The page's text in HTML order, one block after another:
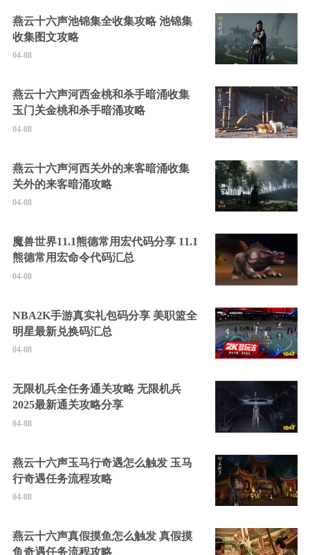
燕云十六声池锦集全收集攻略 池锦集
收集图文攻略
04-08
燕云十六声河西金桃和杀手暗涌收集
玉门关金桃和杀手暗涌攻略
04-08
燕云十六声河西关外的来客暗涌收集
关外的来客暗涌攻略
04-08
魔兽世界11.1熊德常用宏代码分享 11.1
熊德常用宏命令代码汇总
04-08
NBA2K手游真实礼包码分享 美职篮全
明星最新兑换码汇总
04-08
无限机兵全任务通关攻略 无限机兵
2025最新通关攻略分享
04-08
燕云十六声玉马行奇遇怎么触发 玉马
行奇遇任务流程攻略
04-08
燕云十六声真假摸鱼怎么触发 真假摸
鱼奇遇任务流程攻略